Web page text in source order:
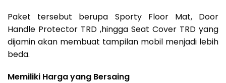
Paket tersebut berupa Sporty Floor Mat, Door
Handle Protector TRD ,hingga Seat Cover TRD yang
dijamin akan membuat tampilan mobil menjadi lebih
beda.
Memiliki Harga yang Bersaing